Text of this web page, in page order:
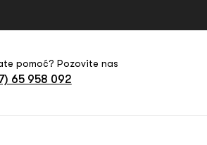
pomoć? Pozovite nas
65 958 092